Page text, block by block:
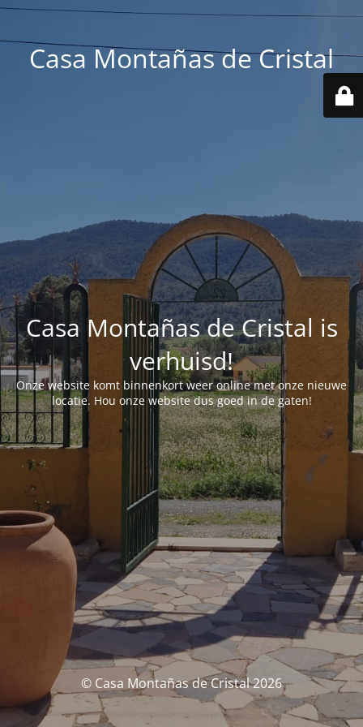
Casa Montañas de Cristal
Casa Montañas de Cristal is
verhuisd!
Onze website komt binnenkort weer online met onze nieuwe
locatie. Hou onze website dus goed in de gaten!
© Casa Montañas de Cristal 2026